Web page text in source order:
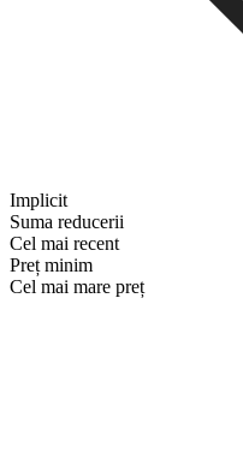
Implicit
Suma reducerii
Cel mai recent
Preț minim
Cel mai mare preț